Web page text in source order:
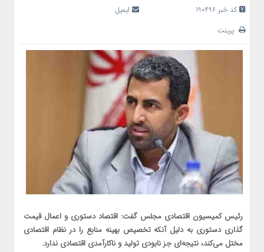
کد خبر 190496
ایمیل
پرینت
رئیس کمیسیون اقتصادی مجلس گفت: اقتصاد دستوری و اعمال قیمت
گذاری دستوری به دلیل آنکه تخصیص بهینه منابع را در نظام اقتصادی
مختل می‌کند، نتیجه‌ای جز نابودی تولید و ناکارآمدی اقتصادی ندارد.